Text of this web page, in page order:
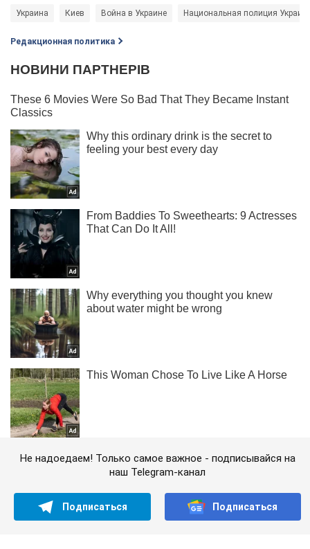
Украина Киев Война в Украине Национальная полиция
Редакционная политика
Не надоедаем! Только самое важное - подписывайся на
наш Telegram-канал
Подписаться Подписаться